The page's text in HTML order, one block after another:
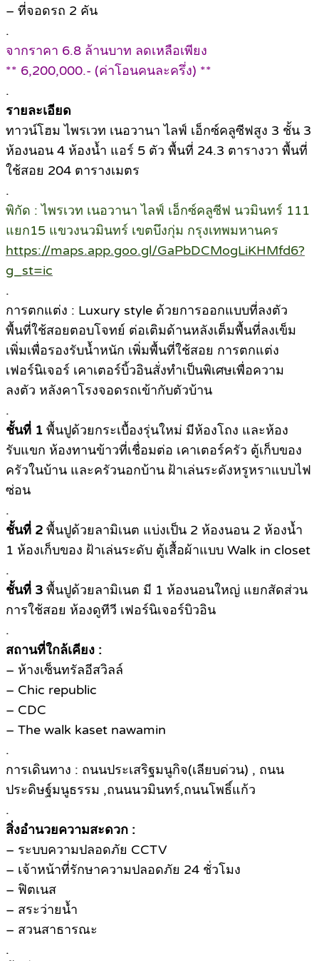
– ที่จอดรถ 2 คัน
.
จากราคา 6.8 ล้านบาท ลดเหลือเพียง
** 6,200,000.- (ค่าโอนคนละครึ่ง) **
.
รายละเอียด
ทาวน์โฮม ไพรเวท เนอวานา ไลฟ์ เอ็กซ์คลูซีฟสูง 3 ชั้น 3
ห้องนอน 4 ห้องน้ำ แอร์ 5 ตัว พื้นที่ 24.3 ตารางวา พื้นที่
ใช้สอย 204 ตารางเมตร
.
พิกัด : ไพรเวท เนอวานา ไลฟ์ เอ็กซ์คลูซีฟ นวมินทร์ 111
แยก15 แขวงนวมินทร์ เขตบึงกุ่ม กรุงเทพมหานคร
https://maps.app.goo.gl/GaPbDCMogLiKHMfd6?
g_st=ic
.
การตกแต่ง : Luxury style ด้วยการออกแบบที่ลงตัว
พื้นที่ใช้สอยตอบโจทย์ ต่อเติมด้านหลังเต็มพื้นที่ลงเข็ม
เพิ่มเพื่อรองรับน้ำหนัก เพิ่มพื้นที่ใช้สอย การตกแต่ง
เฟอร์นิเจอร์ เคาเตอร์บิ้วอินสั่งทำเป็นพิเศษเพื่อความ
ลงตัว หลังคาโรงจอดรถเข้ากับตัวบ้าน
.
ชั้นที่ 1 พื้นปูด้วยกระเบื้องรุ่นใหม่ มีห้องโถง และห้อง
รับแขก ห้องทานข้าวที่เชื่อมต่อ เคาเตอร์ครัว ตู้เก็บของ
ครัวในบ้าน และครัวนอกบ้าน ฝ้าเล่นระดังหรูหราแบบไฟ
ซ่อน
.
ชั้นที่ 2 พื้นปูด้วยลามิเนต แบ่งเป็น 2 ห้องนอน 2 ห้องน้ำ
1 ห้องเก็บของ ฝ้าเล่นระดับ ตู้เสื้อผ้าแบบ Walk in closet
.
ชั้นที่ 3 พื้นปูด้วยลามิเนต มี 1 ห้องนอนใหญ่ แยกสัดส่วน
การใช้สอย ห้องดูทีวี เฟอร์นิเจอร์บิวอิน
.
สถานที่ใกล้เคียง :
– ห้างเซ็นทรัลอีสวิลล์
– Chic republic
– CDC
– The walk kaset nawamin
.
การเดินทาง : ถนนประเสริฐมนูกิจ(เลียบด่วน) , ถนน
ประดิษฐ์มนูธรรม ,ถนนนวมินทร์,ถนนโพธิ์แก้ว
.
สิ่งอำนวยความสะดวก :
– ระบบความปลอดภัย CCTV
– เจ้าหน้าที่รักษาความปลอดภัย 24 ชั่วโมง
– ฟิตเนส
– สระว่ายน้ำ
– สวนสาธารณะ
.